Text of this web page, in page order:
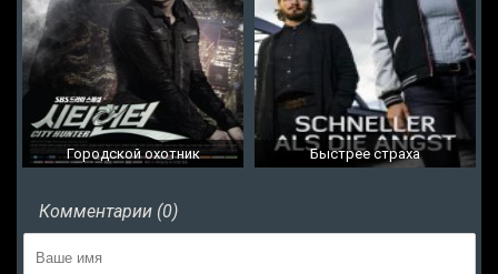
Городской охотник Быстрее страха
Комментарии (0)